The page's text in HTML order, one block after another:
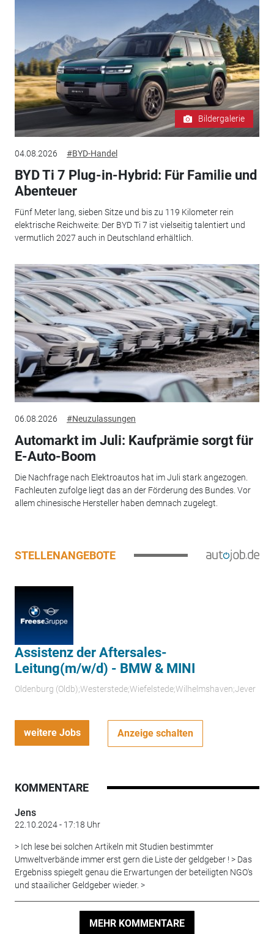
Bildergalerie
04.08.2026 #BYD-Handel
BYD Ti 7 Plug-in-Hybrid: Für Familie und
Abenteuer
Fünf Meter lang, sieben Sitze und bis zu 119 Kilometer rein
elektrische Reichweite: Der BYD Ti 7 ist vielseitig talentiert und
vermutlich 2027 auch in Deutschland erhältlich.
06.08.2026 #Neuzulassungen
Automarkt im Juli: Kaufprämie sorgt für
E-Auto-Boom
Die Nachfrage nach Elektroautos hat im Juli stark angezogen.
Fachleuten zufolge liegt das an der Förderung des Bundes. Vor
allem chinesische Hersteller haben demnach zugelegt.
STELLENANGEBOTE
Assistenz der Aftersales-
Leitung(m/w/d) - BMW & MINI
Oldenburg (Oldb);Westerstede;Wiefelstede;Wilhelmshaven;Jever
weitere Jobs Anzeige schalten
KOMMENTARE
Jens
22.10.2024 - 17:18 Uhr
> Ich lese bei solchen Artikeln mit Studien bestimmter
Umweltverbände immer erst gern die Liste der geldgeber ! > Das
Ergebniss spiegelt genau die Erwartungen der beteiligten NGO's
und staailicher Geldgeber wieder. >
MEHR KOMMENTARE